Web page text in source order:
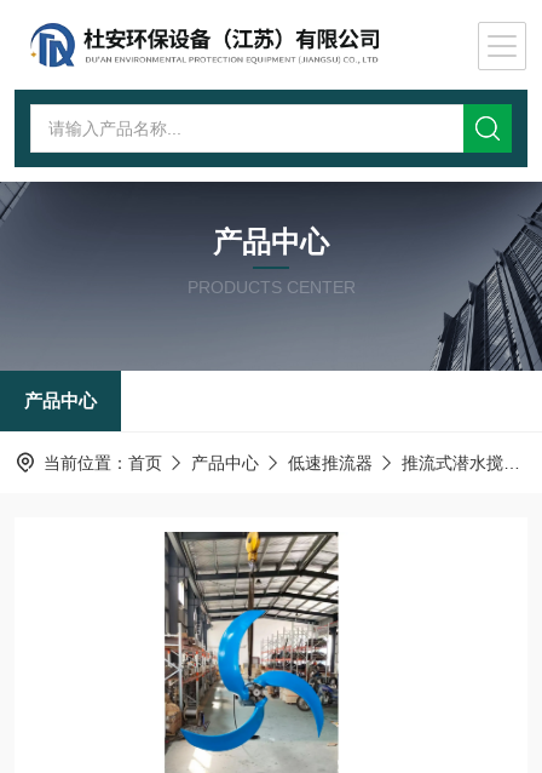
产品中心
PRODUCTS CENTER
产品中心
当前位置： 首页 产品中心 低速推流器 推流式潜水搅拌机